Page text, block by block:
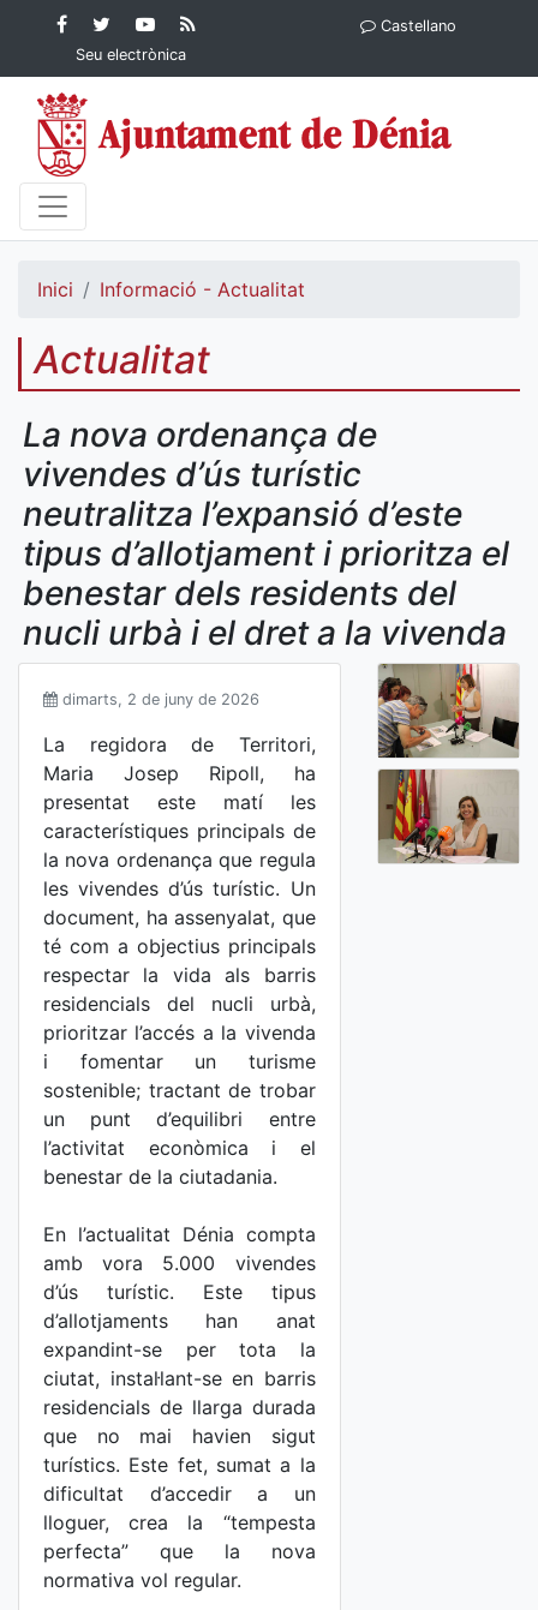
Contingut principalFacebook
Ajuntament de Dénia
Twitter
Ajuntament de
Dénia
YouTube
Ajuntament
de Dénia
Ajuntament
Seu electrònica
Castellano
Inici Informació - Actualitat
Actualitat
La nova ordenança de
vivendes d’ús turístic
neutralitza l’expansió d’este
tipus d’allotjament i prioritza el
benestar dels residents del
nucli urbà i el dret a la vivenda
dimarts, 2 de juny de 2026
La regidora de Territori,
Maria Josep Ripoll, ha
presentat este matí les
característiques principals de
la nova ordenança que regula
les vivendes d’ús turístic. Un
document, ha assenyalat, que
té com a objectius principals
respectar la vida als barris
residencials del nucli urbà,
prioritzar l’accés a la vivenda
i fomentar un turisme
sostenible; tractant de trobar
un punt d’equilibri entre
l’activitat econòmica i el
benestar de la ciutadania.
En l’actualitat Dénia compta
amb vora 5.000 vivendes
d’ús turístic. Este tipus
d’allotjaments han anat
expandint-se per tota la
ciutat, instal·lant-se en barris
residencials de llarga durada
que no mai havien sigut
turístics. Este fet, sumat a la
dificultat d’accedir a un
lloguer, crea la “tempesta
perfecta” que la nova
normativa vol regular.